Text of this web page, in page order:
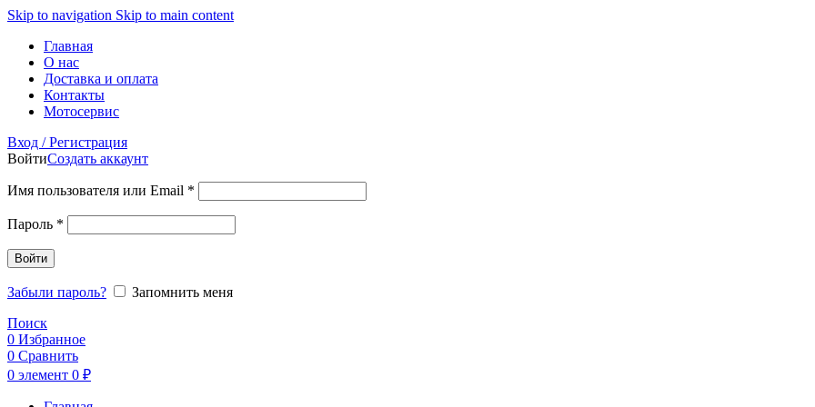
Skip to navigation Skip to main content
Главная
О нас
Доставка и оплата
Контакты
Мотосервис
Вход / Регистрация
ВойтиСоздать аккаунт
Имя пользователя или Email *
Пароль *
Войти
Забыли пароль?
Запомнить меня
Поиск
0 Избранное
0 Сравнить
0 элемент 0 ₽